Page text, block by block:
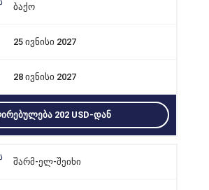
ბაქო
25 ივნისი 2027
28 ივნისი 2027
202 USD-ᲓᲐᲜ
შარმ-ელ-შეიხი